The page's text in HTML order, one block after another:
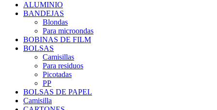
ALUMINIO
BANDEJAS
Blondas
Para microondas
BOBINAS DE FILM
BOLSAS
Camisillas
Para residuos
Picotadas
PP
BOLSAS DE PAPEL
Camisilla